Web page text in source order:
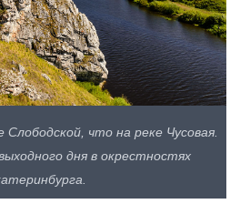
что на реке Чусовая.
дня в окрестностях